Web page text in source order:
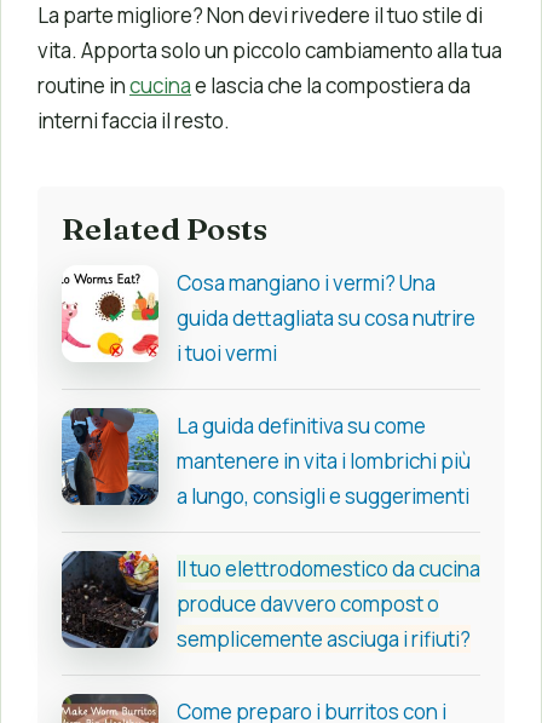
La parte migliore? Non devi rivedere il tuo stile di
vita. Apporta solo un piccolo cambiamento alla tua
routine incucinae lascia che la compostiera da
interni faccia il resto.
Related Posts
Cosa mangiano i vermi? Una
guida dettagliata su cosa nutrire
i tuoi vermi
La guida definitiva su come
mantenere in vita i lombrichi più
a lungo, consigli e suggerimenti
Il tuo elettrodomestico da cucina
produce davvero compost o
semplicemente asciuga i rifiuti?
Come preparo i burritos con i